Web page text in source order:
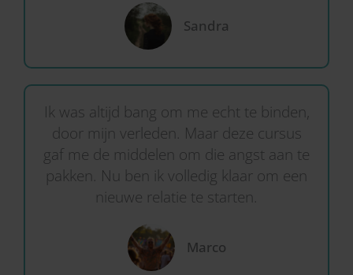
Sandra
Ik was altijd bang om me echt te binden,
door mijn verleden. Maar deze cursus
gaf me de middelen om die angst aan te
pakken. Nu ben ik volledig klaar om een
nieuwe relatie te starten.
Marco